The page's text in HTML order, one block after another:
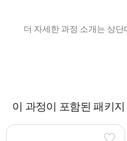
더 자세한 과정 소개는 상
이 과정이 포함된 패키지